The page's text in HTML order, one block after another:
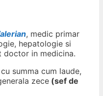
, medic primar
hepatologie si
doctor in medicina.
summa cum laude,
zece (sef de